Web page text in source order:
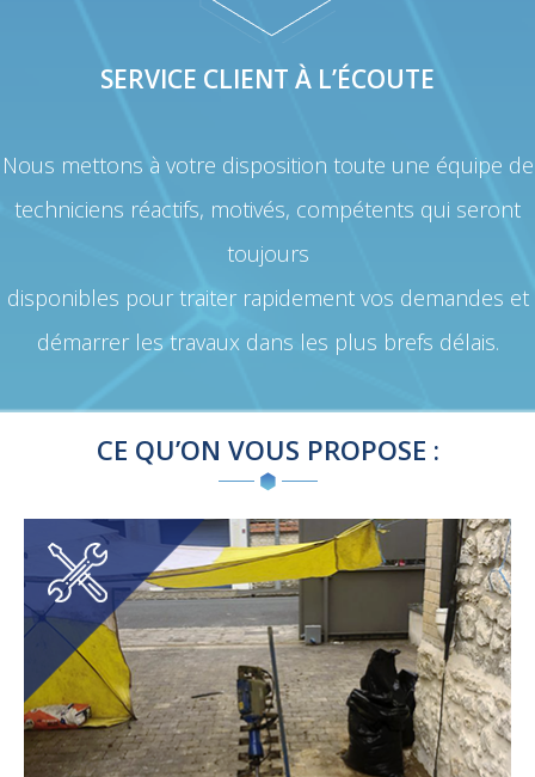
SERVICE CLIENT À L’ÉCOUTE
Nous mettons à votre disposition toute une équipe de
techniciens réactifs, motivés, compétents qui seront
toujours
disponibles pour traiter rapidement vos demandes et
démarrer les travaux dans les plus brefs délais.
CE QU’ON VOUS PROPOSE :